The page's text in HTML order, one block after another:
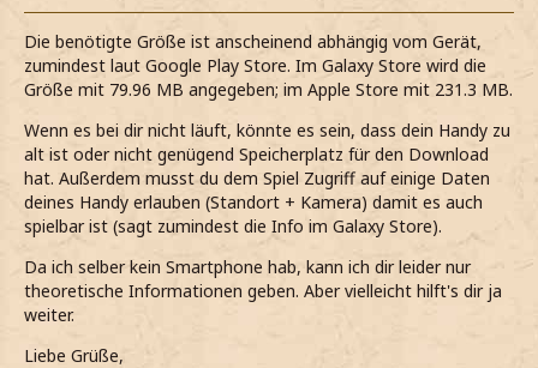
Die benötigte Größe ist anscheinend abhängig vom Gerät,
zumindest laut Google Play Store. Im Galaxy Store wird die
Größe mit 79.96 MB angegeben; im Apple Store mit 231.3 MB.
Wenn es bei dir nicht läuft, könnte es sein, dass dein Handy zu
alt ist oder nicht genügend Speicherplatz für den Download
hat. Außerdem musst du dem Spiel Zugriff auf einige Daten
deines Handy erlauben (Standort + Kamera) damit es auch
spielbar ist (sagt zumindest die Info im Galaxy Store).
Da ich selber kein Smartphone hab, kann ich dir leider nur
theoretische Informationen geben. Aber vielleicht hilft's dir ja
weiter.
Liebe Grüße,